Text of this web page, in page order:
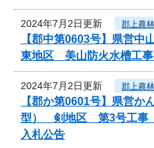
2024年7月2日更新 郡上農
【郡中第0603号】県営
東地区 美山防火水槽工
2024年7月2日更新 郡上農
【郡か第0601号】県営か
型） 剣地区 第3号工事
入札公告